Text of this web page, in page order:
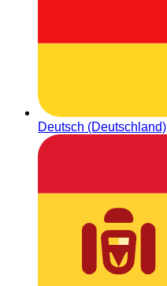
Deutsch (Deutschland)